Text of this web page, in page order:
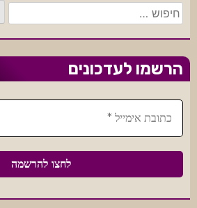
חיפוש:
הרשמו לעדכונים